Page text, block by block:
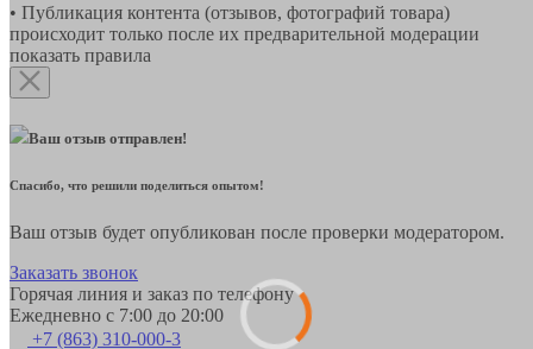
• Публикация контента (отзывов, фотографий товара)
происходит только после их предварительной модерации
показать правила
Ваш отзыв отправлен!
Спасибо, что решили поделиться опытом!
Ваш отзыв будет опубликован после проверки модератором.
Заказать звонок
Горячая линия и заказ по телефону
Ежедневно с 7:00 до 20:00
+7 (863) 310-000-3